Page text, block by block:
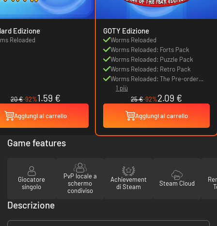
Edizione
Reloaded
20 €-92%1.59 €
Aggiungi al carrello
GOTY Edizione
Worms Reloaded
Worms Reloaded: Forts Pack
Worms Reloaded: Puzzle Pack
Worms Reloaded: Retro Pack
Worms Reloaded: The Pre-order
Forts and Hats DLC Pack
1 più
25 €-92%2.09 €
Aggiungi al carrello
Game features
Giocatore
singolo
PvP locale a
schermo
condiviso
Achievement
di Steam
Steam Cloud
Descrizione